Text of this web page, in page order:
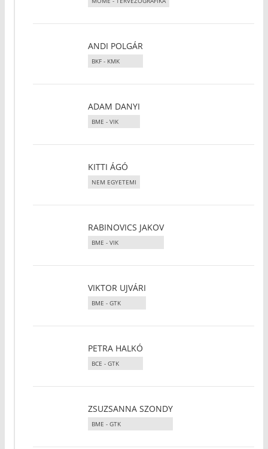
ANDI POLGÁR
BKF - KMK
ADAM DANYI
BME - VIK
KITTI ÁGÓ
NEM EGYETEMI
RABINOVICS JAKOV
BME - VIK
VIKTOR UJVÁRI
BME - GTK
PETRA HALKÓ
BCE - GTK
ZSUZSANNA SZONDY
BME - GTK